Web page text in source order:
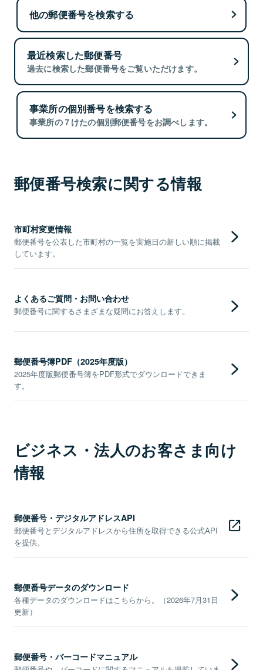
他の郵便番号を検索する
最近検索した郵便番号
過去に検索した郵便番号をご覧いただけます。
事業所の個別番号を検索する
事業所の７けたの個別郵便番号をお調べします。
郵便番号検索に関する情報
市町村変更情報
郵便番号を公表した市町村の一覧を実施日の新しい順に掲載
しています。
よくあるご質問・お問い合わせ
郵便番号に関するさまざまな疑問にお答えします。
郵便番号簿PDF（2025年度版）
2025年度版郵便番号簿をPDF形式でダウンロードできま
す。
ビジネス・法人のお客さま向け
情報
郵便番号・デジタルアドレスAPI
郵便番号とデジタルアドレスから住所を取得できる公式API
を提供。
郵便番号データのダウンロード
各種データのダウンロードはこちらから。（2026年7月31日
更新）
郵便番号・バーコードマニュアル